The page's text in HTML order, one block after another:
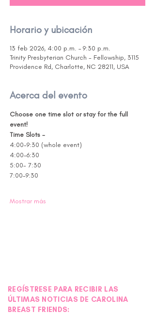
Horario y ubicación
13 feb 2026, 4:00 p.m. – 9:30 p.m.
Trinity Presbyterian Church - Fellowship, 3115
Providence Rd, Charlotte, NC 28211, USA
Acerca del evento
Choose one time slot or stay for the full
event!
Time Slots -
4:00-9:30 (whole event)
4:00-6:30
5:00- 7:30
7:00-9:30
Mostrar más
REGÍSTRESE PARA RECIBIR LAS
ÚLTIMAS NOTICIAS DE CAROLINA
BREAST FRIENDS: